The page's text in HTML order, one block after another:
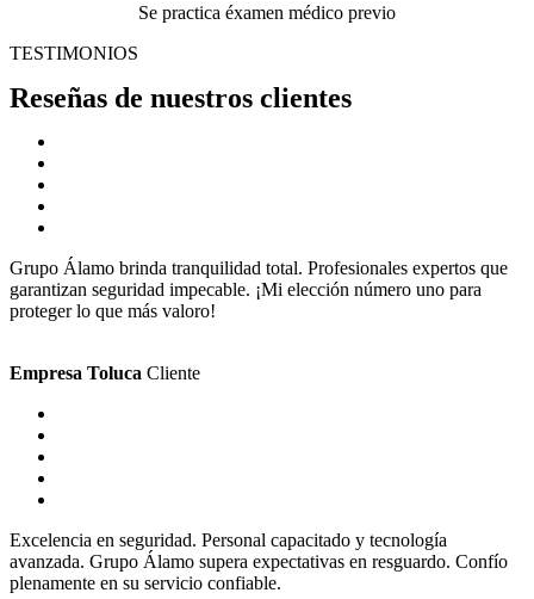
Se practica éxamen médico previo
TESTIMONIOS
Reseñas de nuestros clientes
Grupo Álamo brinda tranquilidad total. Profesionales expertos que
garantizan seguridad impecable. ¡Mi elección número uno para
proteger lo que más valoro!
Empresa Toluca Cliente
Excelencia en seguridad. Personal capacitado y tecnología
avanzada. Grupo Álamo supera expectativas en resguardo. Confío
plenamente en su servicio confiable.